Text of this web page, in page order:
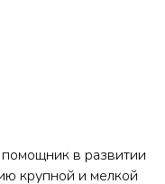
в развитии
крупной и мелкой